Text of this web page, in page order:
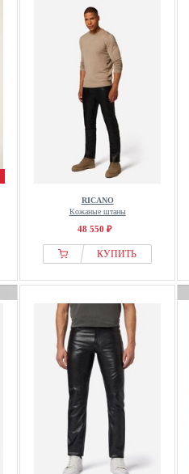
RICANO
Кожаные штаны
48 550 ₽
КУПИТЬ